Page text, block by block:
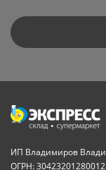
ИП Владимиров
ОГРН: